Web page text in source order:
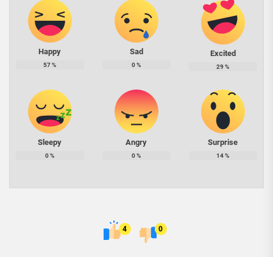
Happy
57%
Sad
0%
Excited
29%
Sleepy
0%
Angry
0%
Surprise
14%
4 0